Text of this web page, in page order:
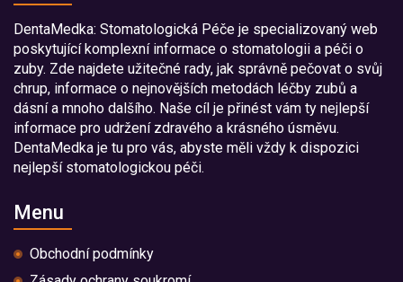
DentaMedka: Stomatologická Péče je specializovaný web
poskytující komplexní informace o stomatologii a péči o
zuby. Zde najdete užitečné rady, jak správně pečovat o svůj
chrup, informace o nejnovějších metodách léčby zubů a
dásní a mnoho dalšího. Naše cíl je přinést vám ty nejlepší
informace pro udržení zdravého a krásného úsměvu.
DentaMedka je tu pro vás, abyste měli vždy k dispozici
nejlepší stomatologickou péči.
Menu
Obchodní podmínky